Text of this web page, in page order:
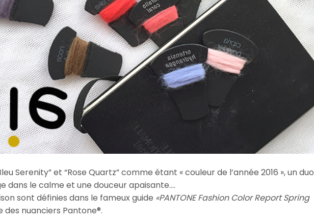
Serenity” et “Rose Quartz” comme étant « couleur de l’année 2016 », un duo
dans le calme et une douceur apaisante….
sont définies dans le fameux guide «PANTONE Fashion Color Report Spring
nuanciers Pantone®.